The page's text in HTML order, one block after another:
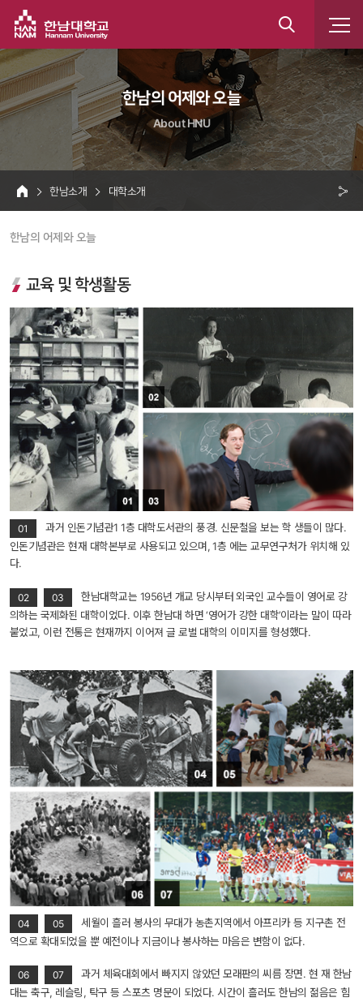
통
합
검
색
한남의 어제와 오늘
About HNU
HOME
한남소개 대학소개
한남의 어제와 오늘
교육 및 학생활동
01
과거 인돈기념관1 1층 대학도서관의 풍경. 신문철을 보는 학 생들이 많다.
인돈기념관은 현재 대학본부로 사용되고 있으며, 1층 에는 교무연구처가 위치해 있
다.
02 03
한남대학교는 1956년 개교 당시부터 외국인 교수들이 영어로 강
의하는 국제화된 대학이었다. 이후 한남대 하면 ‘영어가 강한 대학’이라는 말이 따라
붙었고, 이런 전통은 현재까지 이어져 글 로벌 대학의 이미지를 형성했다.
04 05
세월이 흘러 봉사의 무대가 농촌지역에서 아프리카 등 지구촌 전
역으로 확대되었을 뿐 예전이나 지금이나 봉사하는 마음은 변함이 없다.
06 07
과거 체육대회에서 빠지지 않았던 모래판의 씨름 장면. 현 재 한남
대는 축구, 레슬링, 탁구 등 스포츠 명문이 되었다. 시간이 흘러도 한남의 젊음은 힘